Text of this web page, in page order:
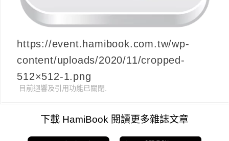
https://event.hamibook.com.tw/wp-
content/uploads/2020/11/cropped-
512×512-1.png
目前迴響及引用功能已關閉.
下載 HamiBook 閱讀更多雜誌文章